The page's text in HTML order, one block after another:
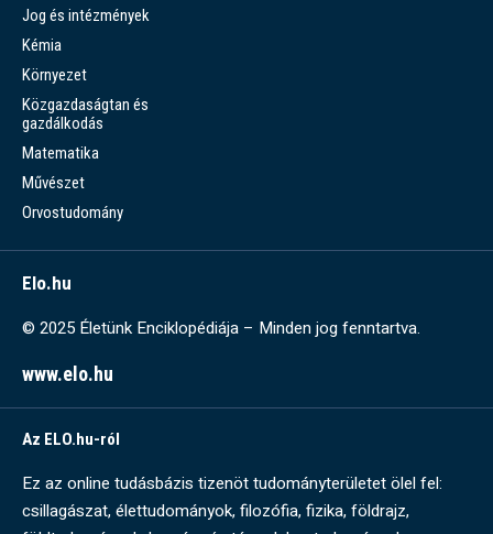
Jog és intézmények
Kémia
Környezet
Közgazdaságtan és
gazdálkodás
Matematika
Művészet
Orvostudomány
Elo.hu
© 2025 Életünk Enciklopédiája – Minden jog fenntartva.
www.elo.hu
Az ELO.hu-ról
Ez az online tudásbázis tizenöt tudományterületet ölel fel:
csillagászat, élettudományok, filozófia, fizika, földrajz,